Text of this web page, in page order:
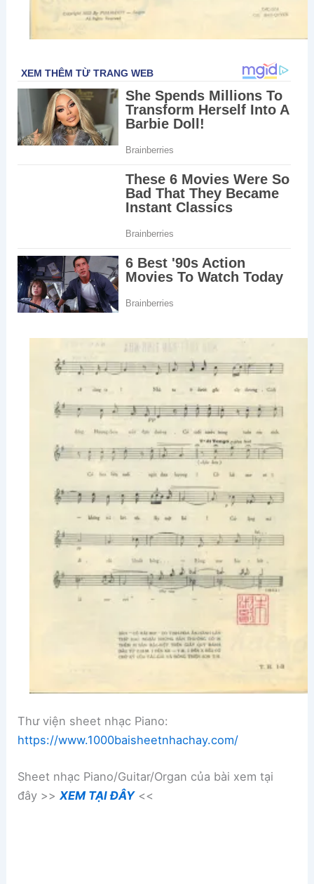
Thư viện sheet nhạc Piano:
https://www.1000baisheetnhachay.com/
Sheet nhạc Piano/Guitar/Organ của bài xem tại
đây >>XEM TẠI ĐÂY<<